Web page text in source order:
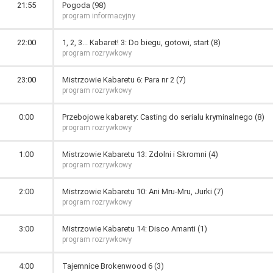
21:55 Pogoda (98)
program informacyjny
22:00 1, 2, 3... Kabaret! 3: Do biegu, gotowi, start (8)
program rozrywkowy
23:00 Mistrzowie Kabaretu 6: Para nr 2 (7)
program rozrywkowy
0:00 Przebojowe kabarety: Casting do serialu kryminalnego (8)
program rozrywkowy
1:00 Mistrzowie Kabaretu 13: Zdolni i Skromni (4)
program rozrywkowy
2:00 Mistrzowie Kabaretu 10: Ani Mru-Mru, Jurki (7)
program rozrywkowy
3:00 Mistrzowie Kabaretu 14: Disco Amanti (1)
program rozrywkowy
4:00 Tajemnice Brokenwood 6 (3)